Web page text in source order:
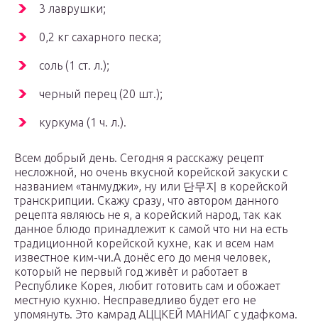
3 лаврушки;
0,2 кг сахарного песка;
соль (1 ст. л.);
черный перец (20 шт.);
куркума (1 ч. л.).
Всем добрый день. Сегодня я расскажу рецепт
несложной, но очень вкусной корейской закуски с
названием «танмуджи», ну или 단무지 в корейской
транскрипции. Скажу сразу, что автором данного
рецепта являюсь не я, а корейский народ, так как
данное блюдо принадлежит к самой что ни на есть
традиционной корейской кухне, как и всем нам
известное ким-чи.А донёс его до меня человек,
который не первый год живёт и работает в
Республике Корея, любит готовить сам и обожает
местную кухню. Несправедливо будет его не
упомянуть. Это камрад АЦЦКЕЙ МАНИАГ с удафкома.